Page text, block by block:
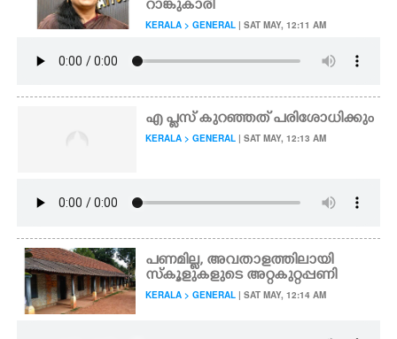
റാങ്കുകാരി
KERALA > GENERAL | SAT MAY, 12:11 AM
എ പ്ലസ് കുറഞ്ഞത് പരിശോധിക്കും
KERALA > GENERAL | SAT MAY, 12:13 AM
പണമില്ല, അവതാളത്തിലായി
സ്കൂളുകളുടെ അറ്റകുറ്റപ്പണി
KERALA > GENERAL | SAT MAY, 12:14 AM